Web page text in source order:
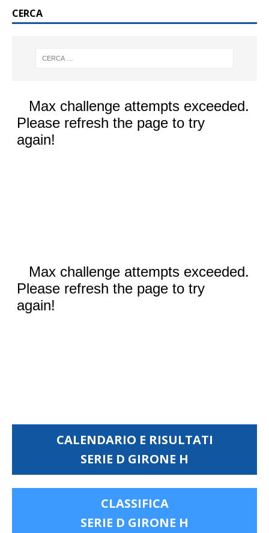
CERCA
CALENDARIO E RISULTATI
SERIE D GIRONE H
CLASSIFICA
SERIE D GIRONE H